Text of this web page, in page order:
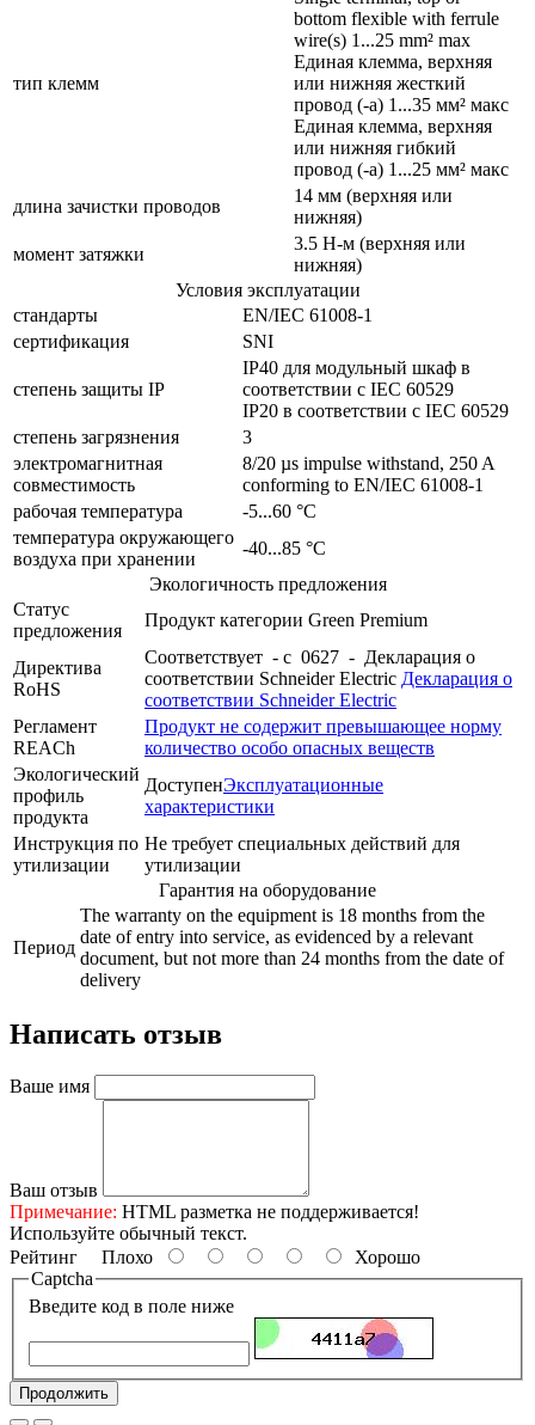
тип клемм
bottom flexible with ferrule
wire(s) 1...25 mm² max
Единая клемма, верхняя
или нижняя жесткий
провод (-а) 1...35 мм² макс
Единая клемма, верхняя
или нижняя гибкий
провод (-а) 1...25 мм² макс
длина зачистки проводов
14 мм (верхняя или
нижняя)
момент затяжки
3.5 Н-м (верхняя или
нижняя)
Условия эксплуатации
стандарты
EN/IEC 61008-1
сертификация
SNI
cтепень защиты IP
IP40 для модульный шкаф в
соответствии с IEC 60529
IP20 в соответствии с IEC 60529
степень загрязнения
3
электромагнитная
совместимость
8/20 µs impulse withstand, 250 A
conforming to EN/IEC 61008-1
рабочая температура
-5...60 °C
температура окружающего
воздуха при хранении
-40...85 °C
Экологичность предложения
Статус
предложения
Продукт категории Green Premium
Директива
RoHS
Соответствует - с 0627 - Декларация о
соответствии Schneider Electric Декларация о
соответствии Schneider Electric
Регламент
REACh
Продукт не содержит превышающее норму
количество особо опасных веществ
Экологический
профиль
продукта
ДоступенЭксплуатационные
характеристики
Инструкция по
утилизации
Не требует специальных действий для
утилизации
Гарантия на оборудование
Период
The warranty on the equipment is 18 months from the
date of entry into service, as evidenced by a relevant
document, but not more than 24 months from the date of
delivery
Написать отзыв
Ваше имя
Ваш отзыв
Примечание: HTML разметка не поддерживается!
Используйте обычный текст.
Рейтинг Плохо
Хорошо
Captcha
Введите код в поле ниже
Продолжить